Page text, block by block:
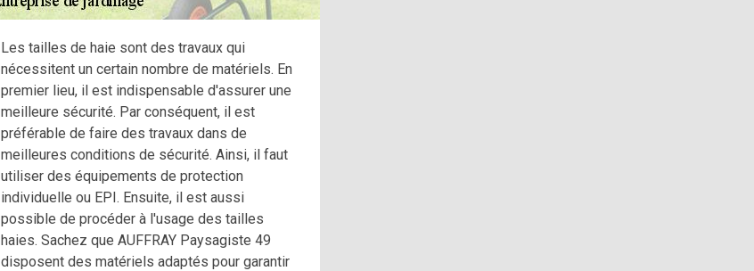
Les tailles de haie sont des travaux qui
nécessitent un certain nombre de matériels. En
premier lieu, il est indispensable d'assurer une
meilleure sécurité. Par conséquent, il est
préférable de faire des travaux dans de
meilleures conditions de sécurité. Ainsi, il faut
utiliser des équipements de protection
individuelle ou EPI. Ensuite, il est aussi
possible de procéder à l'usage des tailles
haies. Sachez que AUFFRAY Paysagiste 49
disposent des matériels adaptés pour garantir